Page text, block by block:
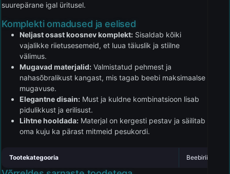
suurepärane igal üritusel.
Komplekti omadused ja eelised
Neljast osast koosnev komplekt: Sisaldab kõiki
vajalikke riietusesemeid, et luua täiuslik ja stiilne
välimus.
Mugavad materjalid: Valmistatud pehmest ja
nahasõbralikust kangast, mis tagab beebi maksimaalse
mugavuse.
Elegantne disain: Must ja kuldne kombinatsioon lisab
pidulikkust ja erilisust.
Lihtne hooldada: Materjal on kergesti pestav ja säilitab
oma kuju ka pärast mitmeid pesukordi.
Tootekategooria Beebiriided